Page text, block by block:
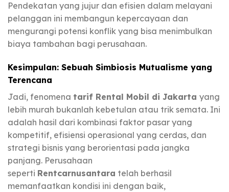
Pendekatan yang jujur dan efisien dalam melayani
pelanggan ini membangun kepercayaan dan
mengurangi potensi konflik yang bisa menimbulkan
biaya tambahan bagi perusahaan.
Kesimpulan: Sebuah Simbiosis Mutualisme yang
Terencana
Jadi, fenomena tarif Rental Mobil di Jakarta yang
lebih murah bukanlah kebetulan atau trik semata. Ini
adalah hasil dari kombinasi faktor pasar yang
kompetitif, efisiensi operasional yang cerdas, dan
strategi bisnis yang berorientasi pada jangka
panjang. Perusahaan
seperti Rentcarnusantara telah berhasil
memanfaatkan kondisi ini dengan baik,